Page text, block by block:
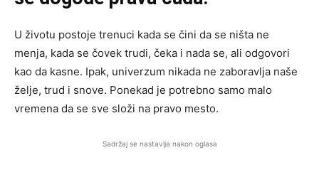
U životu postoje trenuci kada se čini da se ništa ne
menja, kada se čovek trudi, čeka i nada se, ali odgovori
kao da kasne. Ipak, univerzum nikada ne zaboravlja naše
želje, trud i snove. Ponekad je potrebno samo malo
vremena da se sve složi na pravo mesto.
Sadržaj se nastavlja nakon oglasa